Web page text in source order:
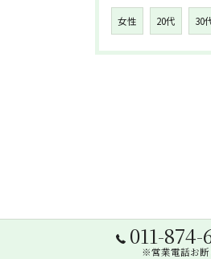
女性 20代 30
011-874-
※営業電話お断